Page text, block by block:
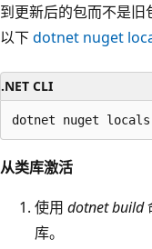
到更新后的包而不是
以下dotnet nuget
.NET CLI
从类库激活
使用 dotnet build
库。